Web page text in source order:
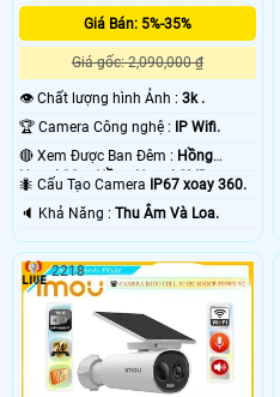
Giá Bán: 5%-35%
Giá gốc: 2,090,000 ₫
👁 Chất lượng hình Ảnh : 3k .
🏆 Camera Công nghệ : IP Wifi.
🔴 Xem Được Ban Đêm : Hồng
Ngoại 30m Hồng Ngoại SMD.
🐜 Cấu Tạo Camera IP67 xoay 360.
️🔈 Khả Năng : Thu Âm Và Loa.
2218